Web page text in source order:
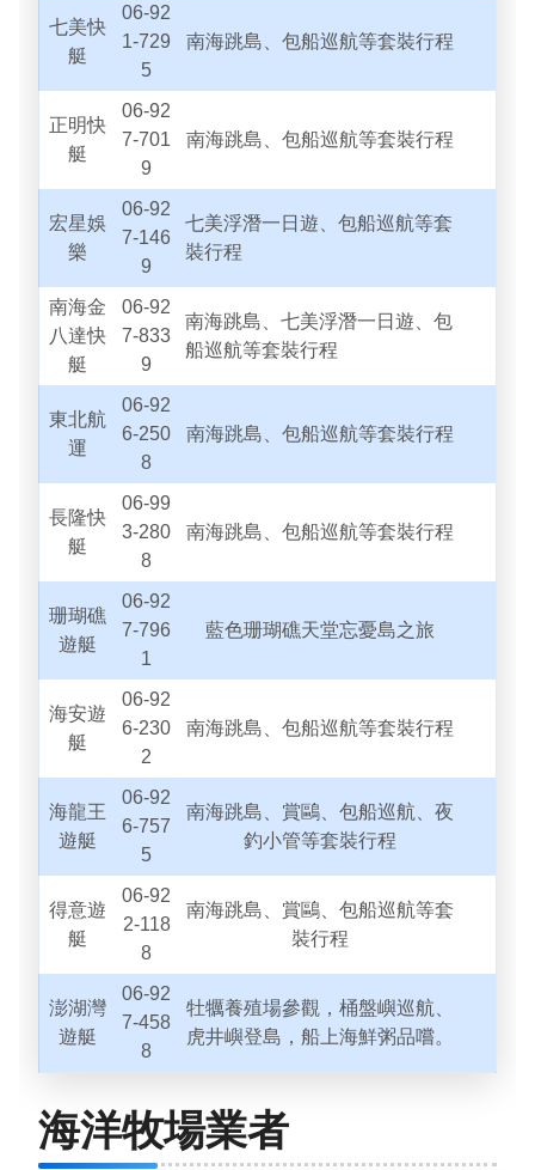
七美快
艇
06-92
1-729
5
南海跳島、包船巡航等套裝行程
正明快
艇
06-92
7-701
9
南海跳島、包船巡航等套裝行程
宏星娛
樂
06-92
7-146
9
七美浮潛一日遊、包船巡航等套
裝行程
南海金
八達快
艇
06-92
7-833
9
南海跳島、七美浮潛一日遊、包
船巡航等套裝行程
東北航
運
06-92
6-250
8
南海跳島、包船巡航等套裝行程
長隆快
艇
06-99
3-280
8
南海跳島、包船巡航等套裝行程
珊瑚礁
遊艇
06-92
7-796
1
藍色珊瑚礁天堂忘憂島之旅
海安遊
艇
06-92
6-230
2
南海跳島、包船巡航等套裝行程
海龍王
遊艇
06-92
6-757
5
南海跳島、賞鷗、包船巡航、夜
釣小管等套裝行程
得意遊
艇
06-92
2-118
8
南海跳島、賞鷗、包船巡航等套
裝行程
澎湖灣
遊艇
06-92
7-458
8
牡犡養殖場參觀，桶盤嶼巡航、
虎井嶼登島，船上海鮮粥品嚐。
海洋牧場業者